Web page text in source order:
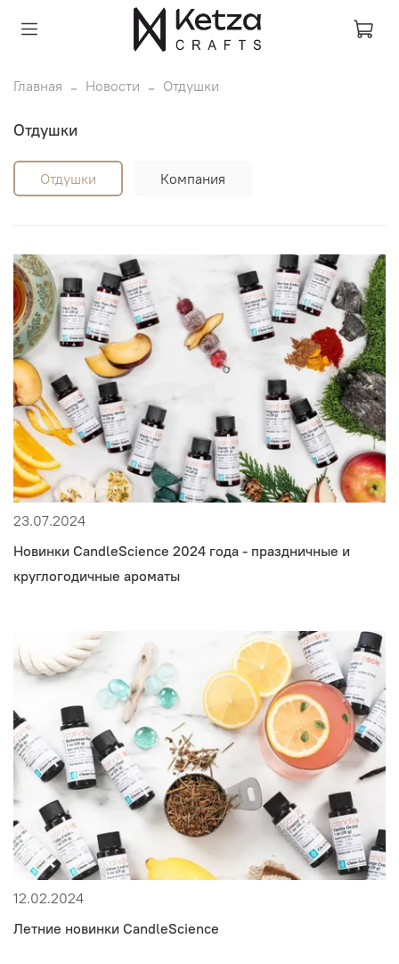
Главная Новости Отдушки
Отдушки
Отдушки Компания
23.07.2024
Новинки CandleScience 2024 года - праздничные и
круглогодичные ароматы
12.02.2024
Летние новинки CandleScience